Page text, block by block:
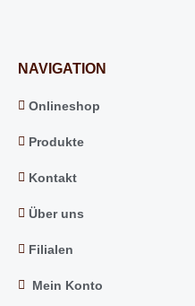
NAVIGATION
Onlineshop
Produkte
Kontakt
Über uns
Filialen
Mein Konto